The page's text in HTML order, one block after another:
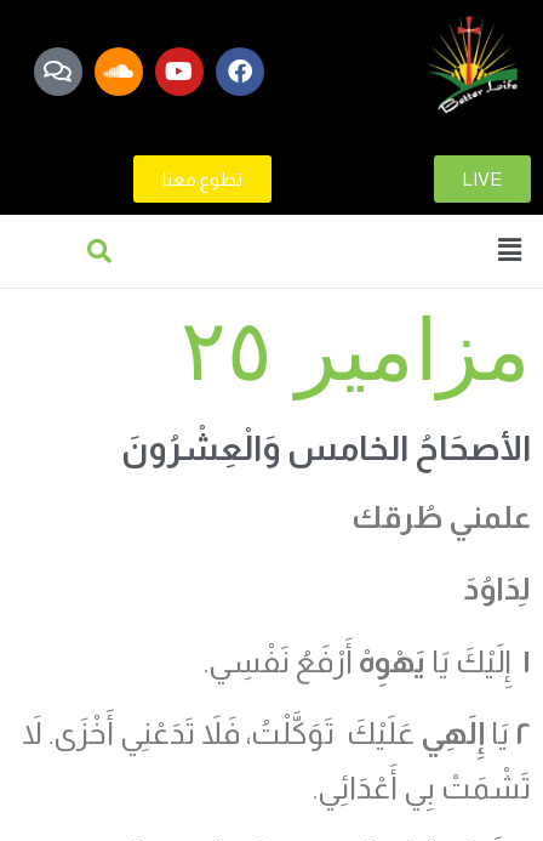
LIVE تطوع معنا
مزامير ٢٥
الأصحَاحُ الخامس وَالْعِشْرُونَ
علمني طُرقك
لِدَاوُدَ
١ إِلَيْكَ يَا يَهْوِهْ أَرْفَعُ نَفْسِي.
٢ يَا إِلَهِي عَلَيْكَ تَوَكَّلْتُ، فَلاَ تَدَعْنِي أَخْزَى. لاَ
تَشْمَتْ بِي أَعْدَائِي.